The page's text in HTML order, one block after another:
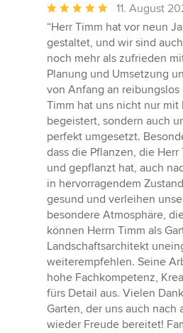
Durchschnittliche
Bewertung:
5
von
5
Sternen
11. August
“Herr Timm hat vor neun
gestaltet, und wir sind
noch mehr als zufrieden
Planung und Umsetzung
von Anfang an
Timm hat uns nicht nur mit
begeistert, sondern auch
perfekt umgesetzt.
dass die Pflanzen, die
und gepflanzt hat, auch
in hervorragendem
gesund und verleihen
besondere Atmosphäre,
können Herrn Timm als
Landschaftsarchitekt
weiterempfehlen. Seine
hohe Fachkompetenz,
fürs Detail aus. Vielen
Garten, der uns auch nach
wieder Freude bereitet!